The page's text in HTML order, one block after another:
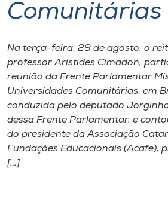
Unoesc
Internacionalização
I.nova
Diplomados
Cultura
Comunitárias
Na terça-feira, 29 de agosto, o
professor Aristides Cimadon,
reunião da Frente Parlamentar
Universidades Comunitárias, em
conduzida pelo deputado
dessa Frente Parlamentar, e
do presidente da Associação
Fundações Educacionais (Acafe),
[…]